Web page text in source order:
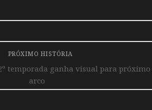
PRÓXIMO HISTÓRIA
temporada ganha visual para próximo
arco